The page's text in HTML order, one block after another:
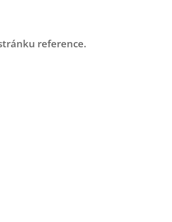
reference.